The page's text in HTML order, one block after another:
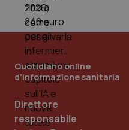
Quotidiano online
d'informazione sanitaria
Direttore
responsabile
PHPSESSID